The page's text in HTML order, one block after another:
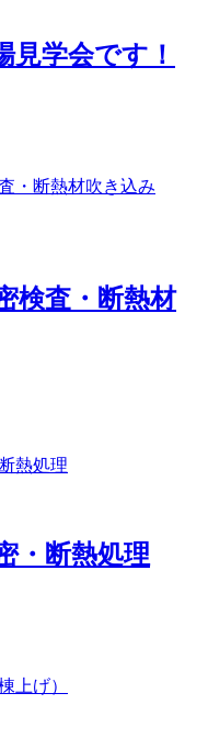
見学会です！
検査・断熱材
・断熱処理